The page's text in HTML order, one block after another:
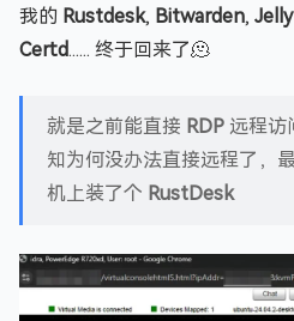
我的 Rustdesk, Bitwarden,
Certd...... 终于回来了🫠
就是之前能直接 RDP 远程访
知为何没办法直接远程了，
机上装了个 RustDesk